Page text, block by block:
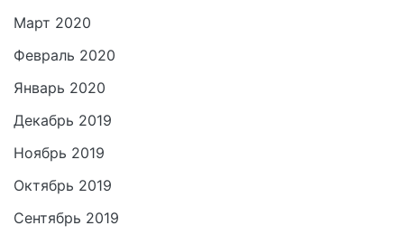
Март 2020
Февраль 2020
Январь 2020
Декабрь 2019
Ноябрь 2019
Октябрь 2019
Сентябрь 2019